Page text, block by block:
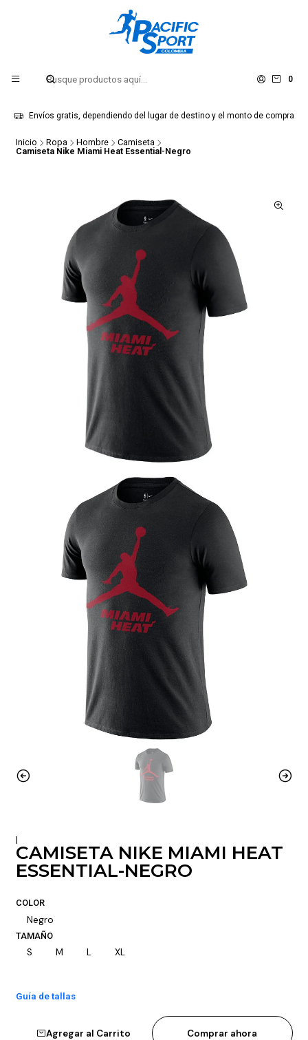
0
Envíos gratis, dependiendo del lugar de destino y el monto de compra
Inicio Ropa Hombre
Camiseta
Camiseta Nike Miami Heat Essential-Negro
|
CAMISETA NIKE MIAMI HEAT
ESSENTIAL-NEGRO
COLOR
Negro
TAMAÑO
S M L XL
Guía de tallas
Agregar al Carrito Comprar ahora